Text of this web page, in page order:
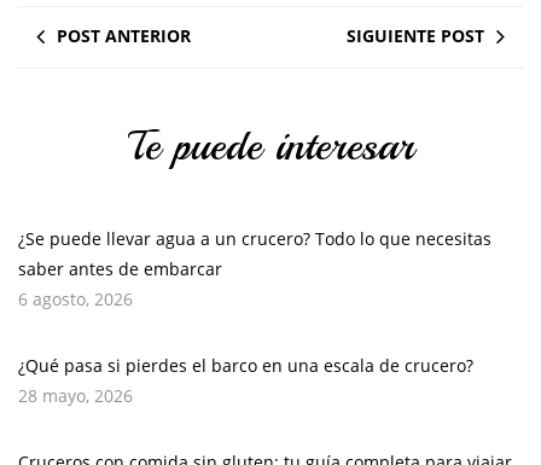
POST ANTERIOR SIGUIENTE POST
Te puede interesar
¿Se puede llevar agua a un crucero? Todo lo que necesitas
saber antes de embarcar
6 agosto, 2026
¿Qué pasa si pierdes el barco en una escala de crucero?
28 mayo, 2026